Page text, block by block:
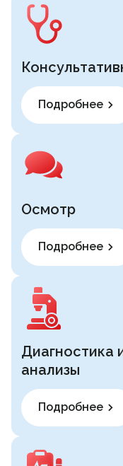
Подробнее
Осмотр
Подробнее
Диагностика
анализы
Подробнее